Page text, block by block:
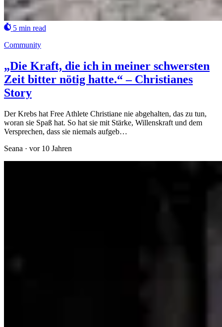
5 min read
Community
„Die Kraft, die ich in meiner schwersten
Zeit bitter nötig hatte.“ – Christianes
Story
Der Krebs hat Free Athlete Christiane nie abgehalten, das zu tun,
woran sie Spaß hat. So hat sie mit Stärke, Willenskraft und dem
Versprechen, dass sie niemals aufgeb…
Seana · vor 10 Jahren